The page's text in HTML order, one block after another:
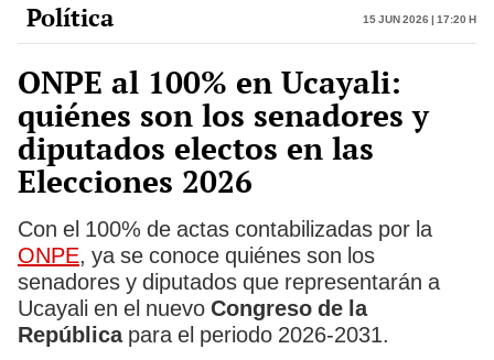
Política 15 Jun 2026 | 17:20 h
ONPE al 100% en Ucayali:
quiénes son los senadores y
diputados electos en las
Elecciones 2026
Con el 100% de actas contabilizadas por la
ONPE, ya se conoce quiénes son los
senadores y diputados que representarán a
Ucayali en el nuevo Congreso de la
Repúblicapara el periodo 2026-2031.